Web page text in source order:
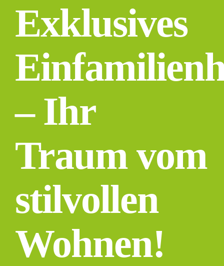
Exklusives
– Ihr
Traum vom
stilvollen
Wohnen!